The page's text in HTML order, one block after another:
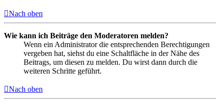
Nach oben
Wie kann ich Beiträge den Moderatoren melden?
Wenn ein Administrator die entsprechenden Berechtigungen
vergeben hat, siehst du eine Schaltfläche in der Nähe des
Beitrags, um diesen zu melden. Du wirst dann durch die
weiteren Schritte geführt.
Nach oben